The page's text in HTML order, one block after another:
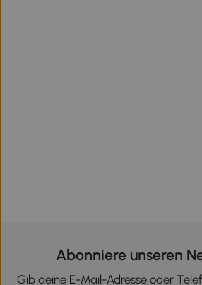
Abonniere unseren
Gib deine E-Mail-Adresse oder